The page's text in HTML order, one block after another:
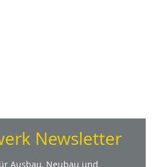
Newsletter
Ausbau, Neubau und